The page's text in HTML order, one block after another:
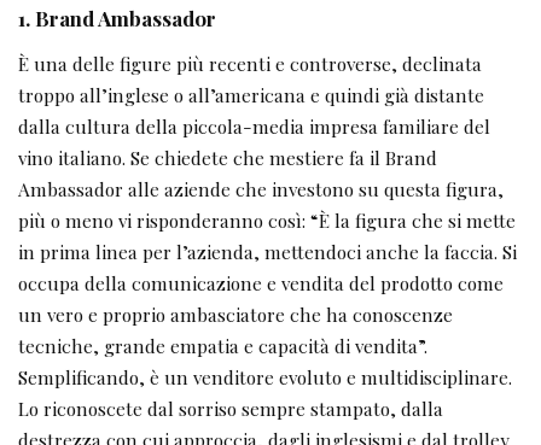
1. Brand Ambassador
È una delle figure più recenti e controverse, declinata
troppo all’inglese o all’americana e quindi già distante
dalla cultura della piccola-media impresa familiare del
vino italiano. Se chiedete che mestiere fa il Brand
Ambassador alle aziende che investono su questa figura,
più o meno vi risponderanno così: “È la figura che si mette
in prima linea per l’azienda, mettendoci anche la faccia. Si
occupa della comunicazione e vendita del prodotto come
un vero e proprio ambasciatore che ha conoscenze
tecniche, grande empatia e capacità di vendita”.
Semplificando, è un venditore evoluto e multidisciplinare.
Lo riconoscete dal sorriso sempre stampato, dalla
destrezza con cui approccia, dagli inglesismi e dal trolley